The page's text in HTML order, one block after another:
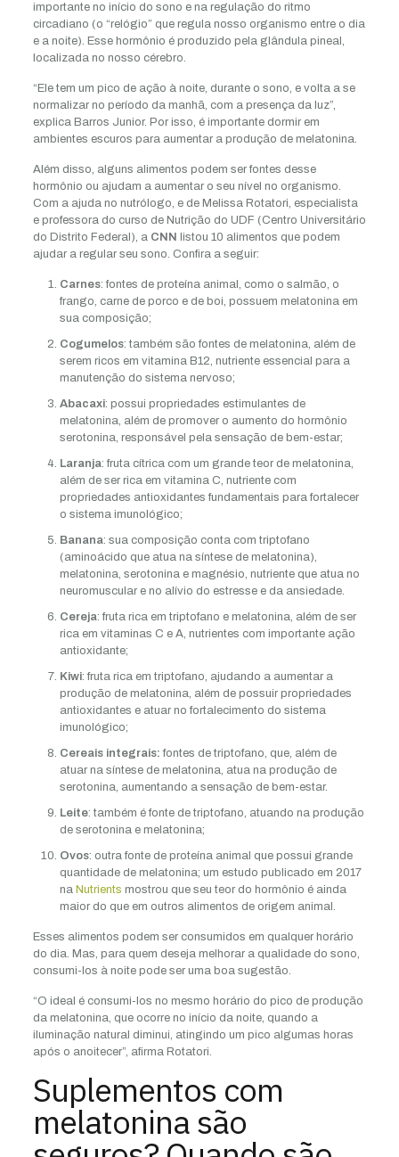
importante no início do sono e na regulação do ritmo
circadiano (o “relógio” que regula nosso organismo entre o dia
e a noite). Esse hormônio é produzido pela glândula pineal,
localizada no nosso cérebro.
“Ele tem um pico de ação à noite, durante o sono, e volta a se
normalizar no período da manhã, com a presença da luz”,
explica Barros Junior. Por isso, é importante dormir em
ambientes escuros para aumentar a produção de melatonina.
Além disso, alguns alimentos podem ser fontes desse
hormônio ou ajudam a aumentar o seu nível no organismo.
Com a ajuda no nutrólogo, e de Melissa Rotatori, especialista
e professora do curso de Nutrição do UDF (Centro Universitário
do Distrito Federal), a CNN
listou 10 alimentos que podem
ajudar a regular seu sono. Confira a seguir:
Carnes: fontes de proteína animal, como o salmão, o
frango, carne de porco e de boi, possuem melatonina em
sua composição;
Cogumelos: também são fontes de melatonina, além de
serem ricos em vitamina B12, nutriente essencial para a
manutenção do sistema nervoso;
Abacaxi: possui propriedades estimulantes de
melatonina, além de promover o aumento do hormônio
serotonina, responsável pela sensação de bem-estar;
Laranja: fruta cítrica com um grande teor de melatonina,
além de ser rica em vitamina C, nutriente com
propriedades antioxidantes fundamentais para fortalecer
o sistema imunológico;
Banana: sua composição conta com triptofano
(aminoácido que atua na síntese de melatonina),
melatonina, serotonina e magnésio, nutriente que atua no
neuromuscular e no alívio do estresse e da ansiedade.
Cereja: fruta rica em triptofano e melatonina, além de ser
rica em vitaminas C e A, nutrientes com importante ação
antioxidante;
Kiwi: fruta rica em triptofano, ajudando a aumentar a
produção de melatonina, além de possuir propriedades
antioxidantes e atuar no fortalecimento do sistema
imunológico;
Cereais integrais:fontes de triptofano, que, além de
atuar na síntese de melatonina, atua na produção de
serotonina, aumentando a sensação de bem-estar.
Leite: também é fonte de triptofano, atuando na produção
de serotonina e melatonina;
Ovos: outra fonte de proteína animal que possui grande
quantidade de melatonina; um estudo publicado em 2017
na Nutrients mostrou que seu teor do hormônio é ainda
maior do que em outros alimentos de origem animal.
Esses alimentos podem ser consumidos em qualquer horário
do dia. Mas, para quem deseja melhorar a qualidade do sono,
consumi-los à noite pode ser uma boa sugestão.
“O ideal é consumi-los no mesmo horário do pico de produção
da melatonina, que ocorre no início da noite, quando a
iluminação natural diminui, atingindo um pico algumas horas
após o anoitecer”, afirma Rotatori.
Suplementos com
melatonina são